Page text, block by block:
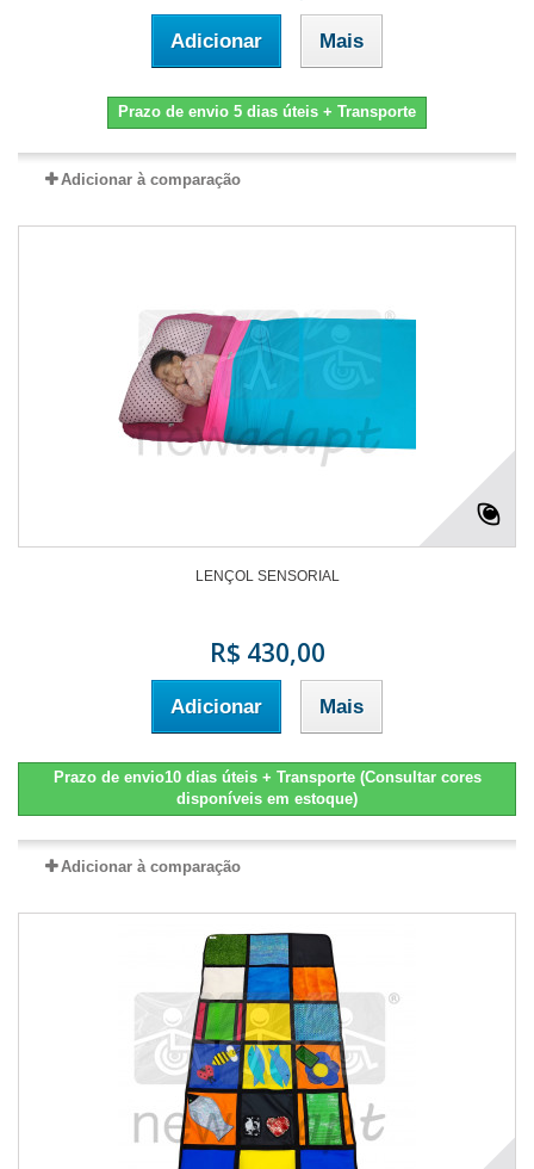
Adicionar Mais
Prazo de envio 5 dias úteis + Transporte
Adicionar à comparação
LENÇOL SENSORIAL
R$ 430,00
Adicionar Mais
Prazo de envio10 dias úteis + Transporte (Consultar cores
disponíveis em estoque)
Adicionar à comparação